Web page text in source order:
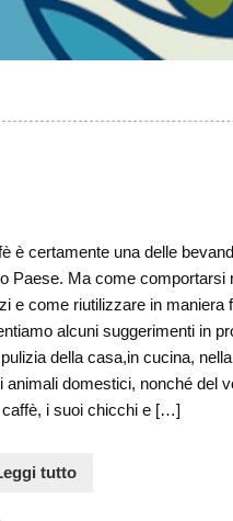
è certamente una delle
Paese. Ma come comportarsi
e come riutilizzare in maniera
alcuni suggerimenti in
della casa,in cucina,
animali domestici, nonché del
caffè, i suoi chicchi e […]
tutto